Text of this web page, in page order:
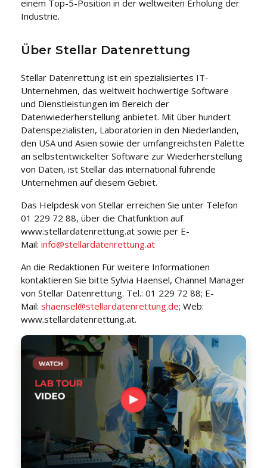
einem Top-5-Position in der weltweiten Erholung der
Industrie.
Über Stellar Datenrettung
Stellar Datenrettung ist ein spezialisiertes IT-
Unternehmen, das weltweit hochwertige Software
und Dienstleistungen im Bereich der
Datenwiederherstellung anbietet. Mit über hundert
Datenspezialisten, Laboratorien in den Niederlanden,
den USA und Asien sowie der umfangreichsten Palette
an selbstentwickelter Software zur Wiederherstellung
von Daten, ist Stellar das international führende
Unternehmen auf diesem Gebiet.
Das Helpdesk von Stellar erreichen Sie unter Telefon
01 229 72 88, über die Chatfunktion auf
www.stellardatenrettung.at sowie per E-
Mail:info@stellardatenrettung.at
An die Redaktionen Für weitere Informationen
kontaktieren Sie bitte Sylvia Haensel, Channel Manager
von Stellar Datenrettung. Tel.: 01 229 72 88; E-
Mail:shaensel@stellardatenrettung.de; Web:
www.stellardatenrettung.at.